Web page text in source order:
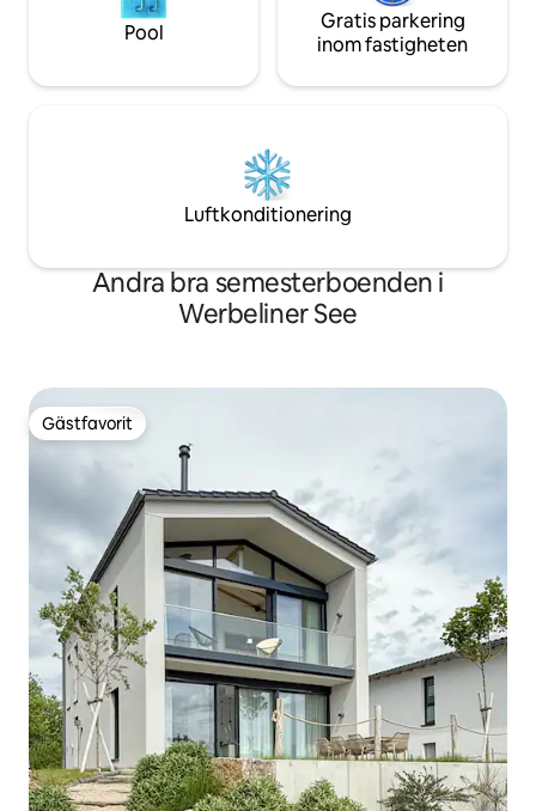
Pool
Gratis parkering
inom fastigheten
Luftkonditionering
Andra bra semesterboenden i
Werbeliner See
Gästfavorit
Gästfavorit